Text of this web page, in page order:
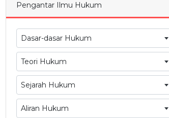
Pengantar Ilmu Hukum
Dasar-dasar Hukum
Teori Hukum
Sejarah Hukum
Aliran Hukum